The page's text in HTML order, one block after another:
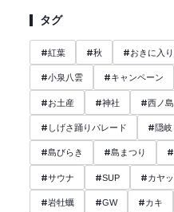
タグ
#紅葉 #秋 #おきに入
#小泉八雲 #キャンペーン
#お土産 #神社 #西ノ島
# しげさ踊りパレード #隠岐
#島びらき #島まつり #
#サウナ #SUP #カヤ
#岩牡蠣 #GW #カキ